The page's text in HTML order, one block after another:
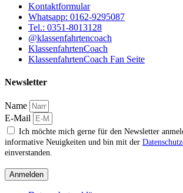
Kontaktformular
Whatsapp: 0162-9295087
Tel.: 0351-8013128
@klassenfahrtencoach
KlassenfahrtenCoach
KlassenfahrtenCoach Fan Seite
Newsletter
Name
E-Mail
Ich möchte mich gerne für den Newsletter
informative Neuigkeiten und bin mit der
einverstanden.
Anmelden